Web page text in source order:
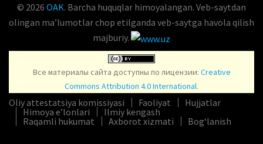
© 2026 OAK. Barcha huquqlar himoyalangan. Veb-saytdan
olingan maʼlumotlar chop etilganda veb-saytga havola qilish
majburiy.
Все материалы сайта доступны по лицензии: Creative
Commons Attribution 4.0 International.
Oliy attestatsiya komissiyasi Faoliyat
Hujjatlar
Himoya e’lonlari
Ilmiy kengash
Raqamli hukumat
Axborot xizmati Bog‘lanish